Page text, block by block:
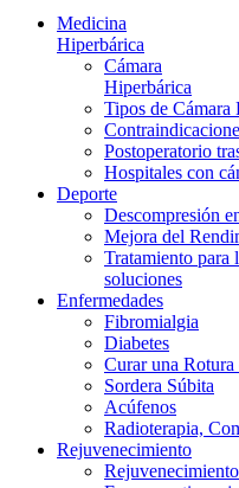
Medicina
Hiperbárica
Cámara
Hiperbárica
Tipos de Cámara
Postoperatorio
Hospitales con
Deporte
Descompresión
Mejora del
Tratamiento para
soluciones
Enfermedades
Fibromialgia
Diabetes
Curar una Rotura
Sordera Súbita
Acúfenos
Radioterapia,
Rejuvenecimiento